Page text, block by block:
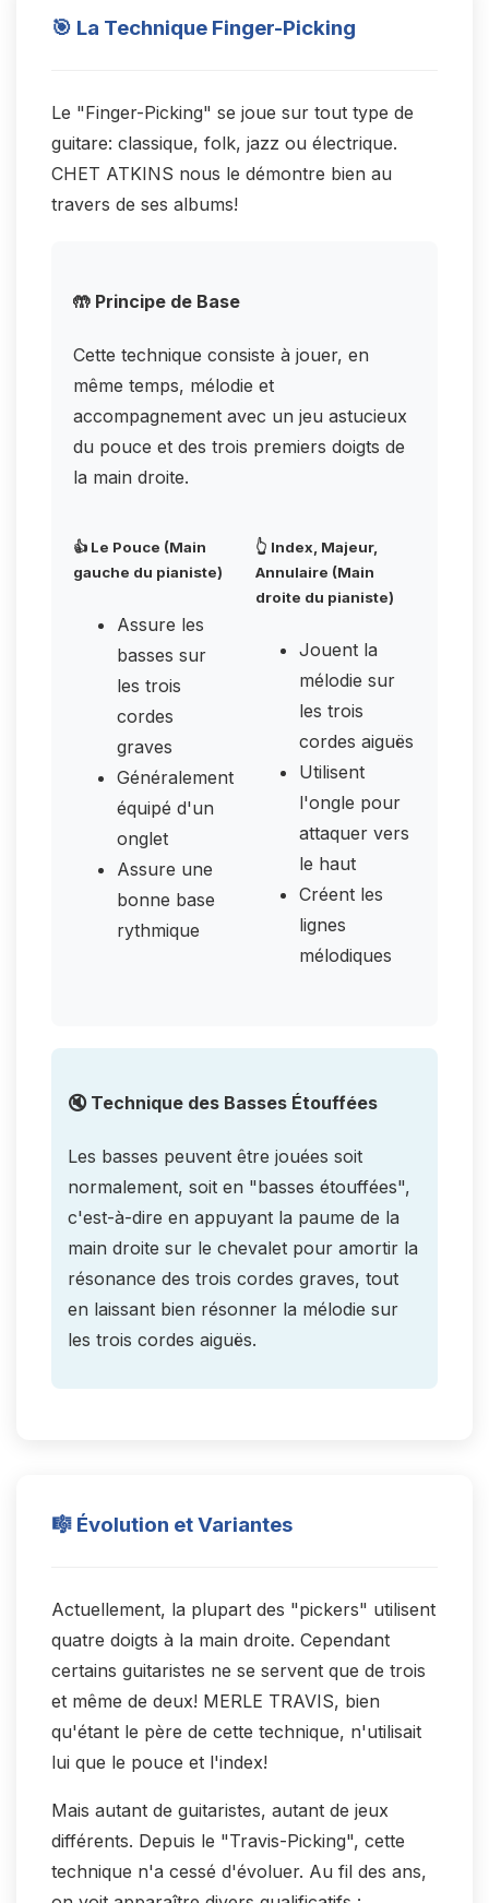
🎯 La Technique Finger-Picking
Le "Finger-Picking" se joue sur tout type de
guitare: classique, folk, jazz ou électrique.
CHET ATKINS nous le démontre bien au
travers de ses albums!
🤲 Principe de Base
Cette technique consiste à jouer, en
même temps, mélodie et
accompagnement avec un jeu astucieux
du pouce et des trois premiers doigts de
la main droite.
👍 Le Pouce (Main
gauche du pianiste)
Assure les
basses sur
les trois
cordes
graves
Généralement
équipé d'un
onglet
Assure une
bonne base
rythmique
👆 Index, Majeur,
Annulaire (Main
droite du pianiste)
Jouent la
mélodie sur
les trois
cordes aiguës
Utilisent
l'ongle pour
attaquer vers
le haut
Créent les
lignes
mélodiques
🔇 Technique des Basses Étouffées
Les basses peuvent être jouées soit
normalement, soit en "basses étouffées",
c'est-à-dire en appuyant la paume de la
main droite sur le chevalet pour amortir la
résonance des trois cordes graves, tout
en laissant bien résonner la mélodie sur
les trois cordes aiguës.
🎼 Évolution et Variantes
Actuellement, la plupart des "pickers" utilisent
quatre doigts à la main droite. Cependant
certains guitaristes ne se servent que de trois
et même de deux! MERLE TRAVIS, bien
qu'étant le père de cette technique, n'utilisait
lui que le pouce et l'index!
Mais autant de guitaristes, autant de jeux
différents. Depuis le "Travis-Picking", cette
technique n'a cessé d'évoluer. Au fil des ans,